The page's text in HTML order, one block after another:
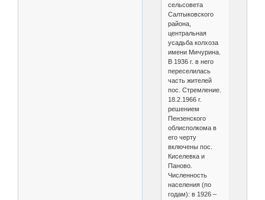
сельсовета
Салтыковского
района,
центральная
усадьба колхоза
имени Мичурина.
В 1936 г. в него
переселилась
часть жителей
пос. Стремление.
18.2.1966 г.
решением
Пензенского
облисполкома в
его черту
включены пос.
Киселевка и
Паново.
Численность
населения (по
годам): в 1926 –